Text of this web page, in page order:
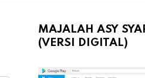
MAJALAH ASY
(VERSI DIGITAL)